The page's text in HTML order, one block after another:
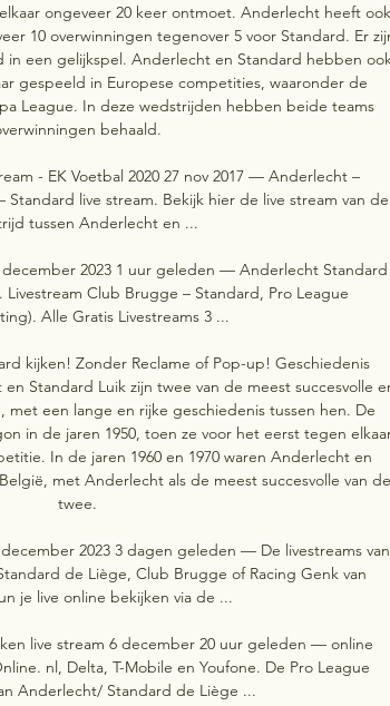
ongeveer 20 keer ontmoet. Anderlecht heeft ook
10 overwinningen tegenover 5 voor Standard. Er
een gelijkspel. Anderlecht en Standard hebben
gespeeld in Europese competities, waaronder de
League. In deze wedstrijden hebben beide teams
behaald.
- EK Voetbal 2020 27 nov 2017 — Anderlecht –
live stream. Bekijk hier de live stream van de
tussen Anderlecht en ...
2023 1 uur geleden — Anderlecht Standard
Livestream Club Brugge – Standard, Pro League
Alle Gratis Livestreams 3 ...
kijken! Zonder Reclame of Pop-up! Geschiedenis
Standard Luik zijn twee van de meest succesvolle
met een lange en rijke geschiedenis tussen hen. De
in de jaren 1950, toen ze voor het eerst tegen
In de jaren 1960 en 1970 waren Anderlecht en
met Anderlecht als de meest succesvolle van de
twee.
2023 3 dagen geleden — De livestreams van
de Liège, Club Brugge of Racing Genk van
je live online bekijken via de ...
live stream 6 december 20 uur geleden — online
nl, Delta, T-Mobile en Youfone. De Pro League
Anderlecht/ Standard de Liège ...